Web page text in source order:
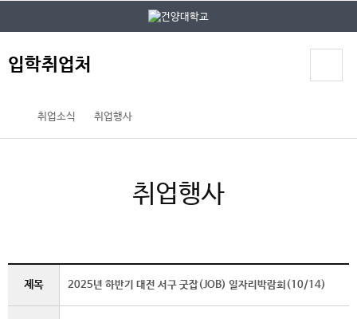
입학취업처
취업소식 취업행사
취업행사
제목 2025년 하반기 대전 서구 굿잡(JOB) 일자리박람회(10/14)